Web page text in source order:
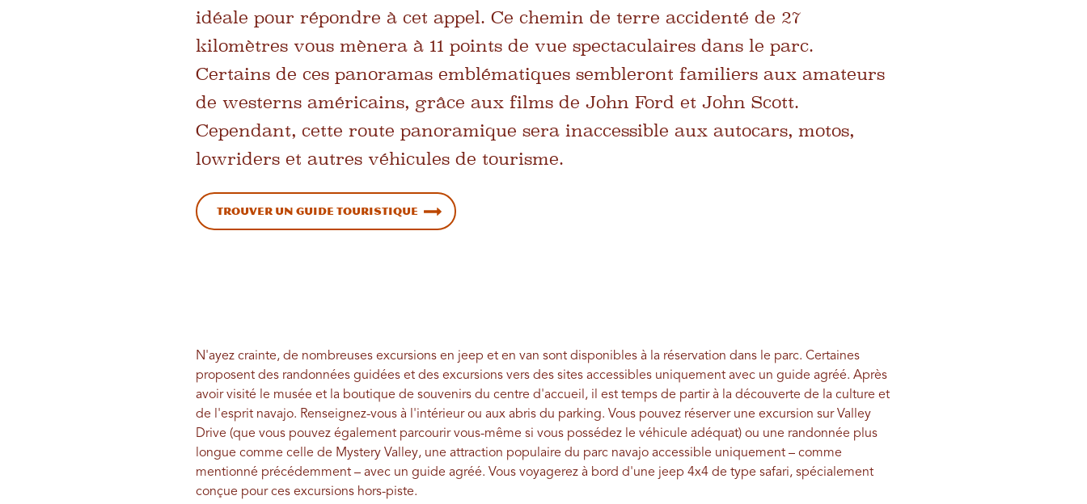
idéale pour répondre à cet appel. Ce chemin de terre accidenté de 27
kilomètres vous mènera à 11 points de vue spectaculaires dans le parc.
Certains de ces panoramas emblématiques sembleront familiers aux amateurs
de westerns américains, grâce aux films de John Ford et John Scott.
Cependant, cette route panoramique sera inaccessible aux autocars, motos,
lowriders et autres véhicules de tourisme.
Trouver un guide touristique
N'ayez crainte, de nombreuses excursions en jeep et en van sont disponibles à la réservation dans le parc. Certaines
proposent des randonnées guidées et des excursions vers des sites accessibles uniquement avec un guide agréé. Après
avoir visité le musée et la boutique de souvenirs du centre d'accueil, il est temps de partir à la découverte de la culture et
de l'esprit navajo. Renseignez-vous à l'intérieur ou aux abris du parking. Vous pouvez réserver une excursion sur Valley
Drive (que vous pouvez également parcourir vous-même si vous possédez le véhicule adéquat) ou une randonnée plus
longue comme celle de Mystery Valley, une attraction populaire du parc navajo accessible uniquement – ​​comme
mentionné précédemment – ​​avec un guide agréé. Vous voyagerez à bord d'une jeep 4x4 de type safari, spécialement
conçue pour ces excursions hors-piste.